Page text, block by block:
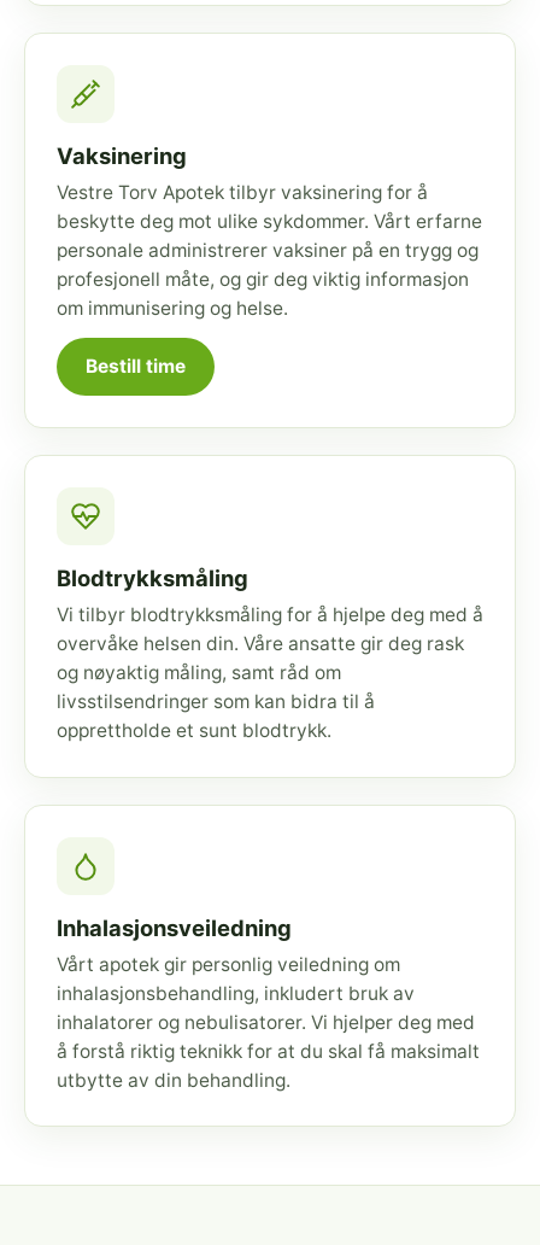
Vaksinering
Vestre Torv Apotek tilbyr vaksinering for å
beskytte deg mot ulike sykdommer. Vårt erfarne
personale administrerer vaksiner på en trygg og
profesjonell måte, og gir deg viktig informasjon
om immunisering og helse.
Bestill time
Blodtrykksmåling
Vi tilbyr blodtrykksmåling for å hjelpe deg med å
overvåke helsen din. Våre ansatte gir deg rask
og nøyaktig måling, samt råd om
livsstilsendringer som kan bidra til å
opprettholde et sunt blodtrykk.
Inhalasjonsveiledning
Vårt apotek gir personlig veiledning om
inhalasjonsbehandling, inkludert bruk av
inhalatorer og nebulisatorer. Vi hjelper deg med
å forstå riktig teknikk for at du skal få maksimalt
utbytte av din behandling.